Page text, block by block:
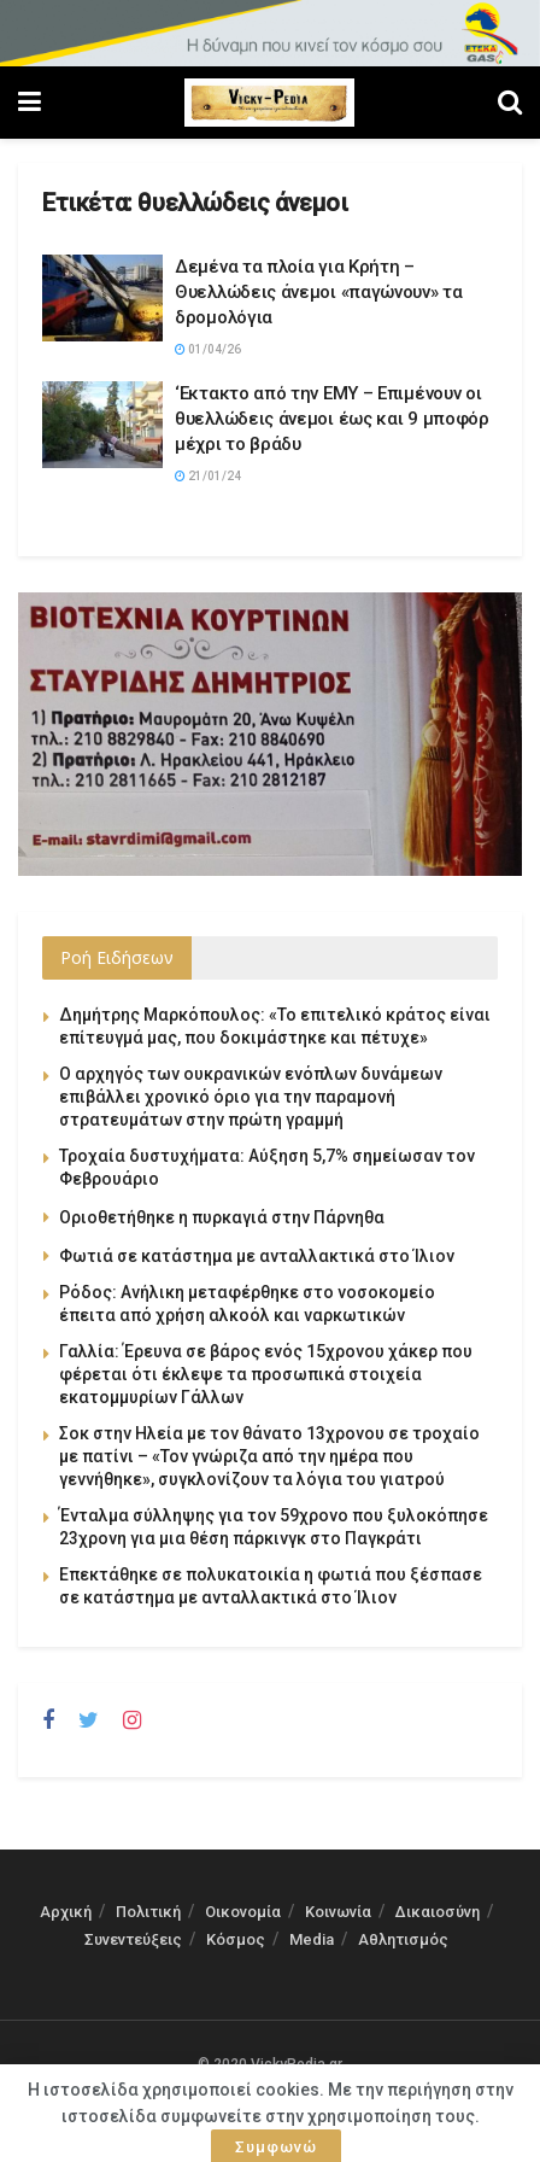
Ετικέτα: θυελλώδεις άνεμοι
Δεμένα τα πλοία για Κρήτη –
Θυελλώδεις άνεμοι «παγώνουν» τα
δρομολόγια
01/04/26
‘Εκτακτο από την ΕΜΥ – Επιμένουν οι
θυελλώδεις άνεμοι έως και 9 μποφόρ
μέχρι το βράδυ
21/01/24
Ροή Ειδήσεων
Δημήτρης Μαρκόπουλος: «Το επιτελικό κράτος είναι
επίτευγμά μας, που δοκιμάστηκε και πέτυχε»
Ο αρχηγός των ουκρανικών ενόπλων δυνάμεων
επιβάλλει χρονικό όριο για την παραμονή
στρατευμάτων στην πρώτη γραμμή
Τροχαία δυστυχήματα: Αύξηση 5,7% σημείωσαν τον
Φεβρουάριο
Οριοθετήθηκε η πυρκαγιά στην Πάρνηθα
Φωτιά σε κατάστημα με ανταλλακτικά στο Ίλιον
Ρόδος: Ανήλικη μεταφέρθηκε στο νοσοκομείο
έπειτα από χρήση αλκοόλ και ναρκωτικών
Γαλλία: Έρευνα σε βάρος ενός 15χρονου χάκερ που
φέρεται ότι έκλεψε τα προσωπικά στοιχεία
εκατομμυρίων Γάλλων
Σοκ στην Ηλεία με τον θάνατο 13χρονου σε τροχαίο
με πατίνι – «Τον γνώριζα από την ημέρα που
γεννήθηκε», συγκλονίζουν τα λόγια του γιατρού
Ένταλμα σύλληψης για τον 59χρονο που ξυλοκόπησε
23χρονη για μια θέση πάρκινγκ στο Παγκράτι
Επεκτάθηκε σε πολυκατοικία η φωτιά που ξέσπασε
σε κατάστημα με ανταλλακτικά στο Ίλιον
Αρχική Πολιτική Οικονομία Κοινωνία
Δικαιοσύνη
Συνεντεύξεις
Κόσμος Media Αθλητισμός
© 2020 VickyPedia.gr
Η ιστοσελίδα χρησιμοποιεί cookies. Με την περιήγηση στην
ιστοσελίδα συμφωνείτε στην χρησιμοποίηση τους.
Συμφωνώ